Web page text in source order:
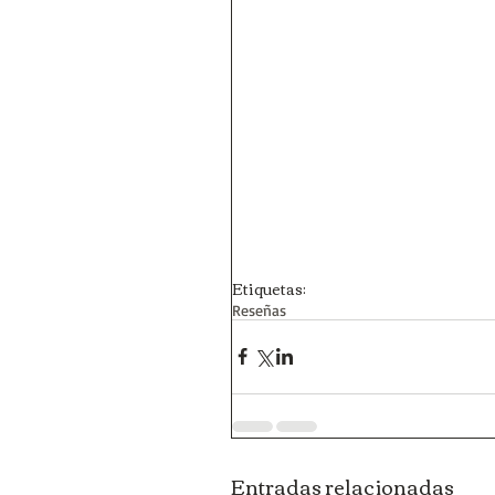
Etiquetas:
Reseñas
Entradas relacionadas